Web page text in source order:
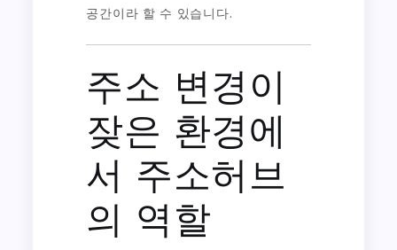
공간이라 할 수 있습니다.
주소 변경이
잦은 환경에
서 주소허브
의 역할